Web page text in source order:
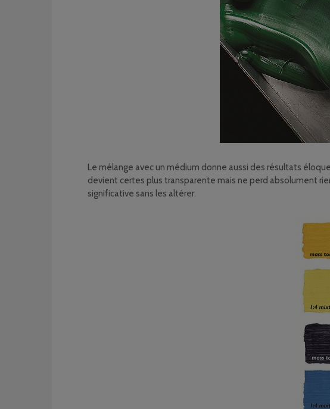
Le mélange avec un médium donne aussi des résultats
devient certes plus transparente mais ne perd absolument
significative sans les altérer.